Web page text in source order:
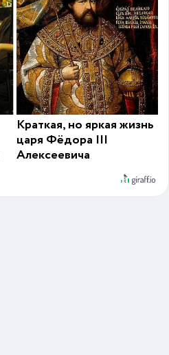
Краткая, но яркая жизнь
царя Фёдора III
Алексеевича